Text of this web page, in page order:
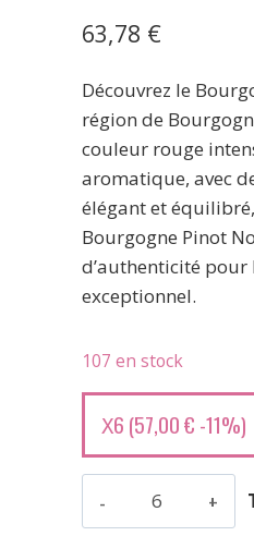
63,78 €
Découvrez le
région de
couleur rouge
aromatique, avec
élégant et
Bourgogne Pinot
d’authenticité pour
exceptionnel.
107 en stock
X6 (57,00€ -11%)